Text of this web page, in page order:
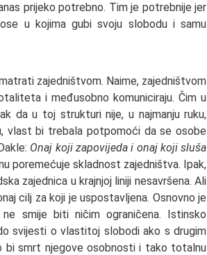
prijeko potrebno. Tim je potrebnije jer
u kojima gubi svoju slobodu i samu
zajedništvom. Naime, zajedništvom
i međusobno komuniciraju. Čim u
da u toj strukturi nije, u najmanju ruku,
vlast bi trebala potpomoći da se osobe
Onaj koji zapovijeda i onaj koji sluša
poremećuje skladnost zajedništva. Ipak,
zajednica u krajnjoj liniji nesavršena. Ali
cilj za koji je uspostavljena. Osnovno je
smije biti ničim ograničena. Istinsko
svijesti o vlastitoj slobodi ako s drugim
bi smrt njegove osobnosti i tako totalnu